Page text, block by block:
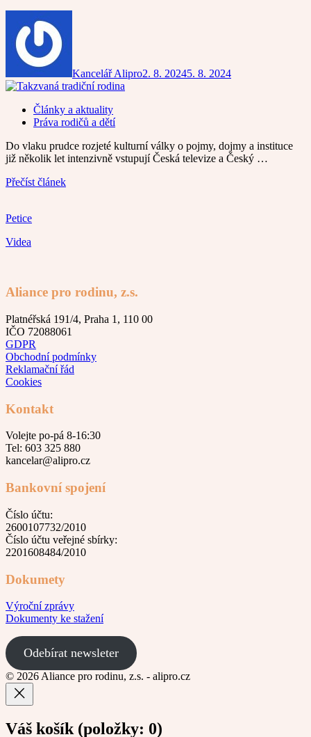
Kancelář Alipro2. 8. 20245. 8. 2024
Články a aktuality
Práva rodičů a dětí
Do vlaku prudce rozjeté kulturní války o pojmy, dojmy a instituce
již několik let intenzivně vstupují Česká televize a Český …
Přečíst článek
Petice
Videa
Aliance pro rodinu, z.s.
Platnéřská 191/4, Praha 1, 110 00
IČO 72088061
GDPR
Obchodní podmínky
Reklamační řád
Cookies
Kontakt
Volejte po-pá 8-16:30
Tel: 603 325 880
kancelar@alipro.cz
Bankovní spojení
Číslo účtu:
2600107732/2010
Číslo účtu veřejné sbírky:
2201608484/2010
Dokumety
Výroční zprávy
Dokumenty ke stažení
Odebírat newsleter
© 2026 Aliance pro rodinu, z.s. - alipro.cz
Váš košík (položky: 0)